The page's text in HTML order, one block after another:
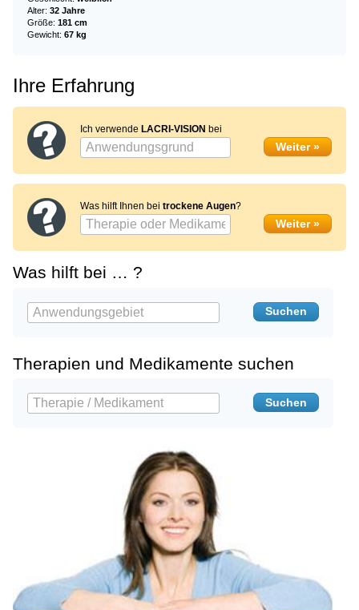
Alter: 32 Jahre
Größe: 181 cm
Gewicht: 67 kg
Ihre Erfahrung
Ich verwende LACRI-VISION bei
Was hilft Ihnen bei trockene Augen?
Was hilft bei … ?
Therapien und Medikamente suchen